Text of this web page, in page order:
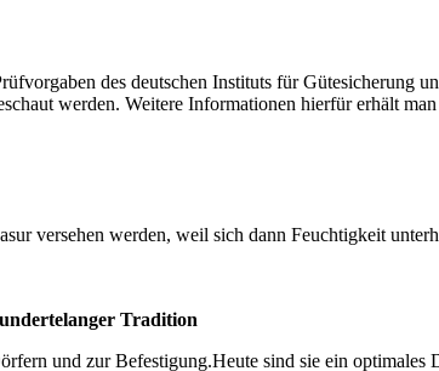
des deutschen Instituts für Gütesicherung
werden. Weitere Informationen hierfür erhält
versehen werden, weil sich dann Feuchtigkeit
Tradition
und zur Befestigung.Heute sind sie ein